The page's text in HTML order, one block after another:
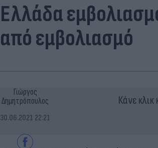
Ελλάδα
από εμβολιασμό
Γιώργος
Δημητρόπουλος
30.06.2021 22:21
Κάνε